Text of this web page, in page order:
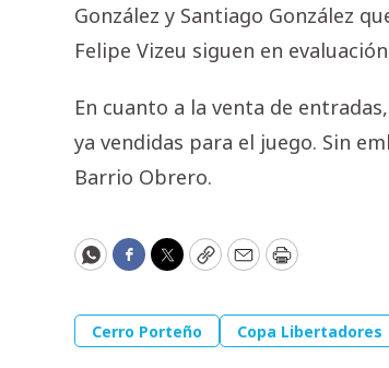
González y Santiago González
Felipe Vizeu siguen en
En cuanto a la venta de
ya vendidas para el juego. Sin
Barrio Obrero.
WhatsApp
Facebook
Twitter
CopyEmailPrint
Cerro Porteño Copa Libertadores